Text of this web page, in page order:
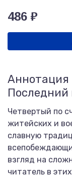
486 ₽
Аннотация
Последний
Четвертый по
житейских и
славную
взгляд на
читатель в